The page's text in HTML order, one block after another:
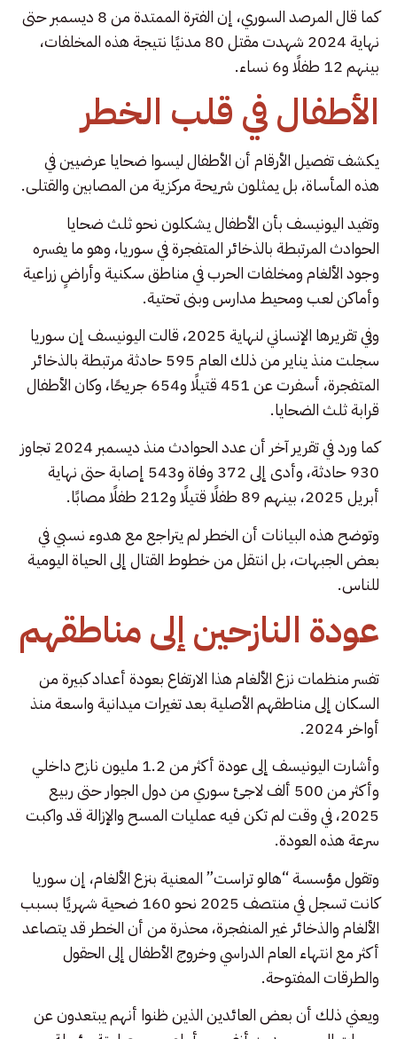
كما قال المرصد السوري، إن الفترة الممتدة من 8 ديسمبر حتى
نهاية 2024 شهدت مقتل 80 مدنيًا نتيجة هذه المخلفات،
بينهم 12 طفلًا و6 نساء.
الأطفال في قلب الخطر
يكشف تفصيل الأرقام أن الأطفال ليسوا ضحايا عرضيين في
هذه المأساة، بل يمثلون شريحة مركزية من المصابين والقتلى.
وتفيد اليونيسف بأن الأطفال يشكلون نحو ثلث ضحايا
الحوادث المرتبطة بالذخائر المتفجرة في سوريا، وهو ما يفسره
وجود الألغام ومخلفات الحرب في مناطق سكنية وأراضٍ زراعية
وأماكن لعب ومحيط مدارس وبنى تحتية.
وفي تقريرها الإنساني لنهاية 2025، قالت اليونيسف إن سوريا
سجلت منذ يناير من ذلك العام 595 حادثة مرتبطة بالذخائر
المتفجرة، أسفرت عن 451 قتيلًا و654 جريحًا، وكان الأطفال
قرابة ثلث الضحايا.
كما ورد في تقرير آخر أن عدد الحوادث منذ ديسمبر 2024 تجاوز
930 حادثة، وأدى إلى 372 وفاة و543 إصابة حتى نهاية
أبريل 2025، بينهم 89 طفلًا قتيلًا و212 طفلًا مصابًا.
وتوضح هذه البيانات أن الخطر لم يتراجع مع هدوء نسبي في
بعض الجبهات، بل انتقل من خطوط القتال إلى الحياة اليومية
للناس.
عودة النازحين إلى مناطقهم
تفسر منظمات نزع الألغام هذا الارتفاع بعودة أعداد كبيرة من
السكان إلى مناطقهم الأصلية بعد تغيرات ميدانية واسعة منذ
أواخر 2024.
وأشارت اليونيسف إلى عودة أكثر من 1.2 مليون نازح داخلي
وأكثر من 500 ألف لاجئ سوري من دول الجوار حتى ربيع
2025، في وقت لم تكن فيه عمليات المسح والإزالة قد واكبت
سرعة هذه العودة.
وتقول مؤسسة “هالو تراست” المعنية بنزع الألغام، إن سوريا
كانت تسجل في منتصف 2025 نحو 160 ضحية شهريًا بسبب
الألغام والذخائر غير المنفجرة، محذرة من أن الخطر قد يتصاعد
أكثر مع انتهاء العام الدراسي وخروج الأطفال إلى الحقول
والطرقات المفتوحة.
ويعني ذلك أن بعض العائدين الذين ظنوا أنهم يبتعدون عن